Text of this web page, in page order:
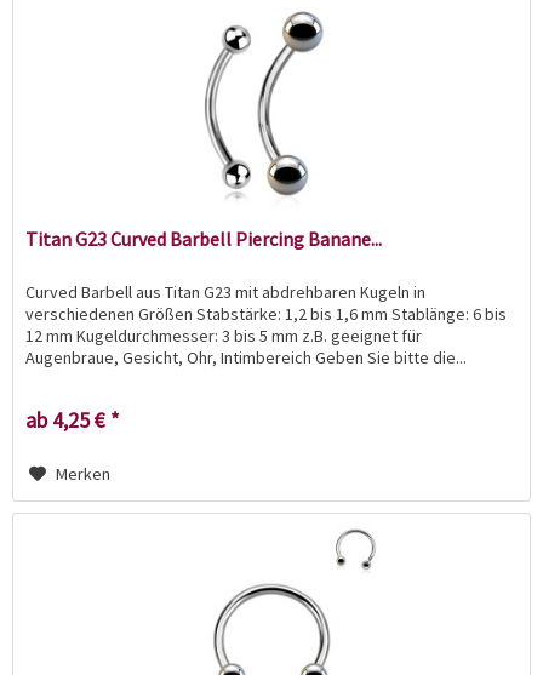
Titan G23 Curved Barbell Piercing Banane...
Curved Barbell aus Titan G23 mit abdrehbaren Kugeln in
verschiedenen Größen Stabstärke: 1,2 bis 1,6 mm Stablänge: 6 bis
12 mm Kugeldurchmesser: 3 bis 5 mm z.B. geeignet für
Augenbraue, Gesicht, Ohr, Intimbereich Geben Sie bitte die...
ab 4,25 € *
Merken